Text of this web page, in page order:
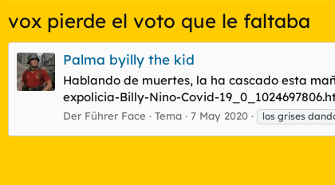
vox pierde el voto que le faltaba
Palma byilly the kid
Hablando de muertes, la ha cascado esta
expolicia-Billy-Nino-Covid-
Der Führer Face Tema 7 May 2020 los grises